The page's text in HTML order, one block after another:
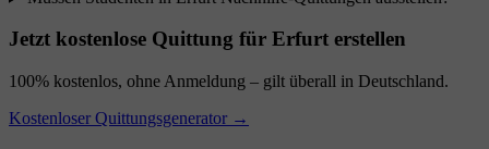
Jetzt kostenlose Quittung für Erfurt erstellen
100% kostenlos, ohne Anmeldung – gilt überall in Deutschland.
Kostenloser Quittungsgenerator →